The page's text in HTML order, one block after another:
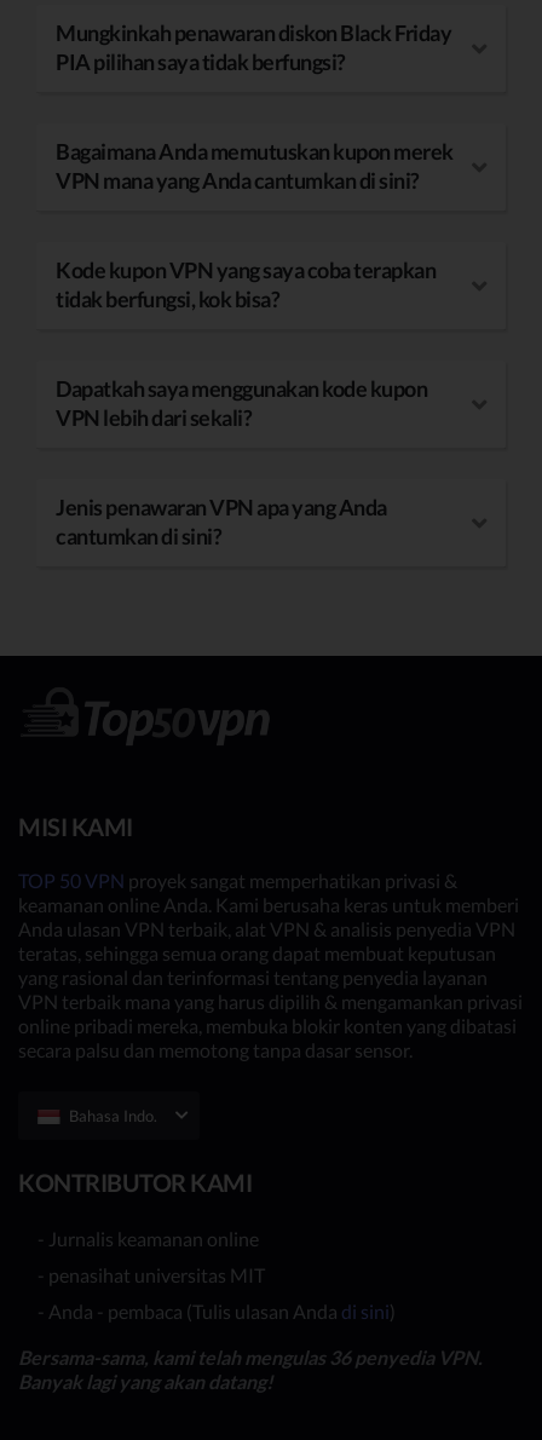
Mungkinkah penawaran diskon Black Friday
PIA pilihan saya tidak berfungsi?
Bagaimana Anda memutuskan kupon merek
VPN mana yang Anda cantumkan di sini?
Kode kupon VPN yang saya coba terapkan
tidak berfungsi, kok bisa?
Dapatkah saya menggunakan kode kupon
VPN lebih dari sekali?
Jenis penawaran VPN apa yang Anda
cantumkan di sini?
MISI KAMI
TOP 50 VPN proyek sangat memperhatikan privasi &
keamanan online Anda. Kami berusaha keras untuk memberi
Anda ulasan VPN terbaik, alat VPN & analisis penyedia VPN
teratas, sehingga semua orang dapat membuat keputusan
yang rasional dan terinformasi tentang penyedia layanan
VPN terbaik mana yang harus dipilih & mengamankan privasi
online pribadi mereka, membuka blokir konten yang dibatasi
secara palsu dan memotong tanpa dasar sensor.
Bahasa Indo.
KONTRIBUTOR KAMI
- Jurnalis keamanan online
- penasihat universitas MIT
- Anda - pembaca (Tulis ulasan Anda di sini)
Bersama-sama, kami telah mengulas 36 penyedia VPN.
Banyak lagi yang akan datang!